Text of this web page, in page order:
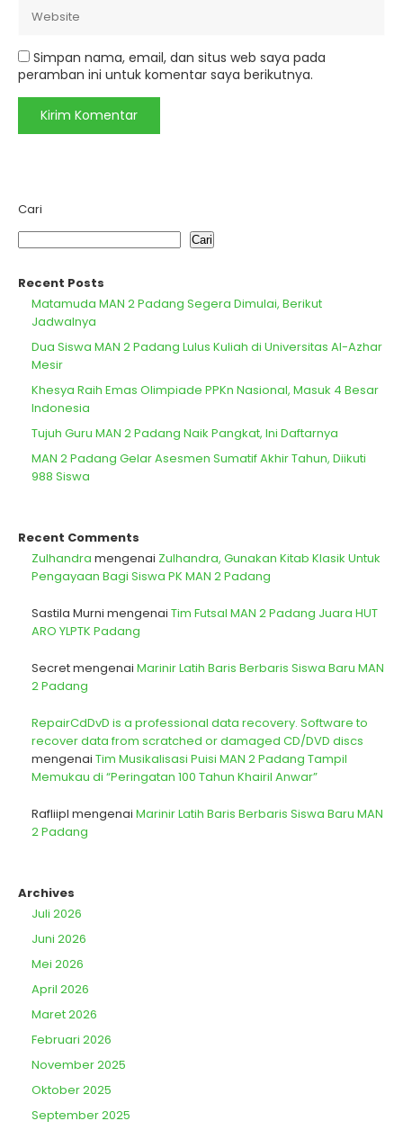
Simpan nama, email, dan situs web saya pada
peramban ini untuk komentar saya berikutnya.
Cari
Cari
Recent Posts
Matamuda MAN 2 Padang Segera Dimulai, Berikut
Jadwalnya
Dua Siswa MAN 2 Padang Lulus Kuliah di Universitas Al-Azhar
Mesir
Khesya Raih Emas Olimpiade PPKn Nasional, Masuk 4 Besar
Indonesia
Tujuh Guru MAN 2 Padang Naik Pangkat, Ini Daftarnya
MAN 2 Padang Gelar Asesmen Sumatif Akhir Tahun, Diikuti
988 Siswa
Recent Comments
Zulhandra mengenai Zulhandra, Gunakan Kitab Klasik Untuk
Pengayaan Bagi Siswa PK MAN 2 Padang
Sastila Murni mengenai Tim Futsal MAN 2 Padang Juara HUT
ARO YLPTK Padang
Secretmengenai Marinir Latih Baris Berbaris Siswa Baru MAN
2 Padang
RepairCdDvD is a professional data recovery. Software to
recover data from scratched or damaged CD/DVD discs
mengenai Tim Musikalisasi Puisi MAN 2 Padang Tampil
Memukau di “Peringatan 100 Tahun Khairil Anwar”
Rafliipl mengenai Marinir Latih Baris Berbaris Siswa Baru MAN
2 Padang
Archives
Juli 2026
Juni 2026
Mei 2026
April 2026
Maret 2026
Februari 2026
November 2025
Oktober 2025
September 2025